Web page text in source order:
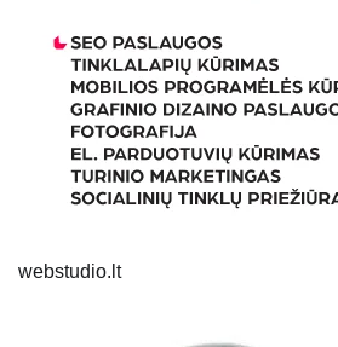
webstudio.lt